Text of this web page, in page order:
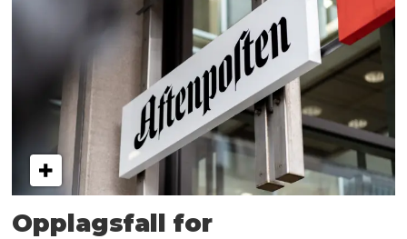
Opplagsfall for